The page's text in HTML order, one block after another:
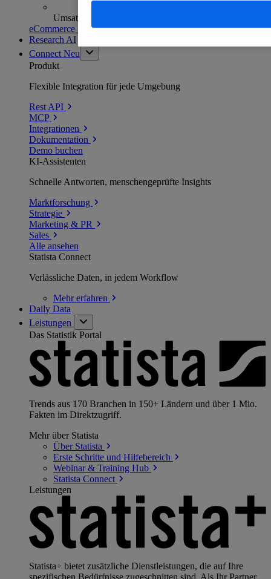
Umsatzanalysen und -prognosen
eCommerce Insights entdecken
Research AI
Connect Neu
Produkt
Flexible Integration für jede Umgebung
Rest API
MCP
Integrationen
Dokumentation
Demo buchen
KI-Assistenten
Schnelle Antworten, menschengeprüfte Insights
Marktforschung
Strategie
Marketing & PR
Sales
Alle ansehen
Statista Connect
Verlässliche Daten, in jedem Workflow
Mehrerfahren
Daily Data
Leistungen
Das Statistik Portal
Trends aus 170 Branchen in 150+ Ländern und über 1 Mio.
Fakten im Direktzugriff.
Mehr über Statista
Über Statista
Erste Schritte und Hilfebereich
Webinar & Training Hub
Statista Connect
Leistungen
Statista+ bietet zusätzliche Dienstleistungen, die auf Ihre
spezifischen Bedürfnisse zugeschnitten sind. Als Ihr Partner